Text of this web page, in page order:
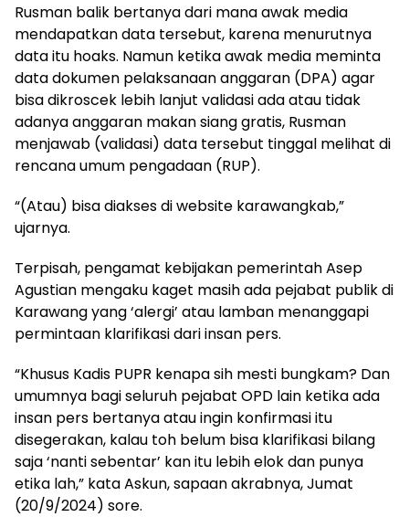
Rusman balik bertanya dari mana awak media
mendapatkan data tersebut, karena menurutnya
data itu hoaks. Namun ketika awak media meminta
data dokumen pelaksanaan anggaran (DPA) agar
bisa dikroscek lebih lanjut validasi ada atau tidak
adanya anggaran makan siang gratis, Rusman
menjawab (validasi) data tersebut tinggal melihat di
rencana umum pengadaan (RUP).
“(Atau) bisa diakses di website karawangkab,”
ujarnya.
Terpisah, pengamat kebijakan pemerintah Asep
Agustian mengaku kaget masih ada pejabat publik di
Karawang yang ‘alergi’ atau lamban menanggapi
permintaan klarifikasi dari insan pers.
“Khusus Kadis PUPR kenapa sih mesti bungkam? Dan
umumnya bagi seluruh pejabat OPD lain ketika ada
insan pers bertanya atau ingin konfirmasi itu
disegerakan, kalau toh belum bisa klarifikasi bilang
saja ‘nanti sebentar’ kan itu lebih elok dan punya
etika lah,” kata Askun, sapaan akrabnya, Jumat
(20/9/2024) sore.